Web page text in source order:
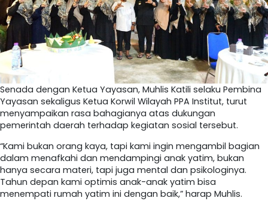
Senada dengan Ketua Yayasan, Muhlis Katili selaku Pembina
Yayasan sekaligus Ketua Korwil Wilayah PPA Institut, turut
menyampaikan rasa bahagianya atas dukungan
pemerintah daerah terhadap kegiatan sosial tersebut.
“Kami bukan orang kaya, tapi kami ingin mengambil bagian
dalam menafkahi dan mendampingi anak yatim, bukan
hanya secara materi, tapi juga mental dan psikologinya.
Tahun depan kami optimis anak-anak yatim bisa
menempati rumah yatim ini dengan baik,” harap Muhlis.